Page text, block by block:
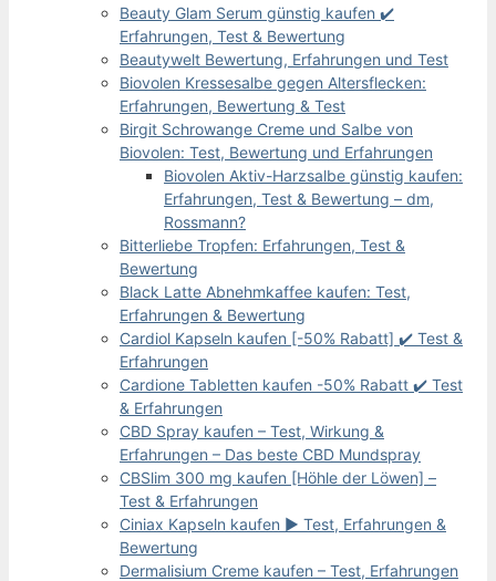
Beauty Glam Serum günstig kaufen ✔️
Erfahrungen, Test & Bewertung
Beautywelt Bewertung, Erfahrungen und Test
Biovolen Kressesalbe gegen Altersflecken:
Erfahrungen, Bewertung & Test
Birgit Schrowange Creme und Salbe von
Biovolen: Test, Bewertung und Erfahrungen
Biovolen Aktiv-Harzsalbe günstig kaufen:
Erfahrungen, Test & Bewertung – dm,
Rossmann?
Bitterliebe Tropfen: Erfahrungen, Test &
Bewertung
Black Latte Abnehmkaffee kaufen: Test,
Erfahrungen & Bewertung
Cardiol Kapseln kaufen [-50% Rabatt] ✔️ Test &
Erfahrungen
Cardione Tabletten kaufen -50% Rabatt ✔️ Test
& Erfahrungen
CBD Spray kaufen – Test, Wirkung &
Erfahrungen – Das beste CBD Mundspray
CBSlim 300 mg kaufen [Höhle der Löwen] –
Test & Erfahrungen
Ciniax Kapseln kaufen ▶️ Test, Erfahrungen &
Bewertung
Dermalisium Creme kaufen – Test, Erfahrungen